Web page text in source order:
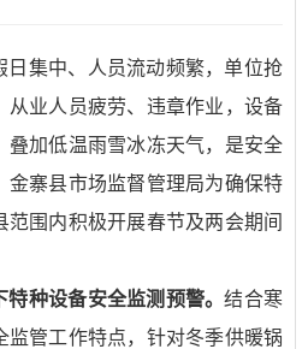
日集中、人员流动频繁，单位抢
从业人员疲劳、违章作业，设备
叠加低温雨雪冰冻天气，是安全
金寨县市场监督管理局为确保特
围内积极开展春节及两会期间
特种设备安全监测预警。结合寒
监管工作特点，针对冬季供暖锅